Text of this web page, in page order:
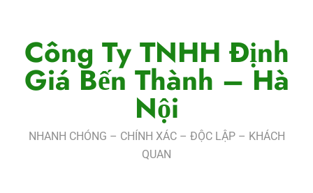
contentCông Ty TNHH Định
Giá Bến Thành – Hà
Nội
NHANH CHÓNG – CHÍNH XÁC – ĐỘC LẬP – KHÁCH
QUAN